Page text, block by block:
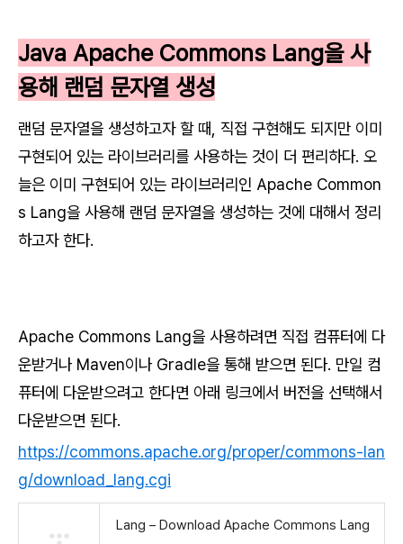
Java Apache Commons Lang을 사
용해 랜덤 문자열 생성
랜덤 문자열을 생성하고자 할 때, 직접 구현해도 되지만 이미
구현되어 있는 라이브러리를 사용하는 것이 더 편리하다. 오
늘은 이미 구현되어 있는 라이브러리인 Apache Common
s Lang을 사용해 랜덤 문자열을 생성하는 것에 대해서 정리
하고자 한다.
Apache Commons Lang을 사용하려면 직접 컴퓨터에 다
운받거나 Maven이나 Gradle을 통해 받으면 된다. 만일 컴
퓨터에 다운받으려고 한다면 아래 링크에서 버전을 선택해서
다운받으면 된다.
https://commons.apache.org/proper/commons-lan
g/download_lang.cgi
Lang – Download Apache Commons Lang